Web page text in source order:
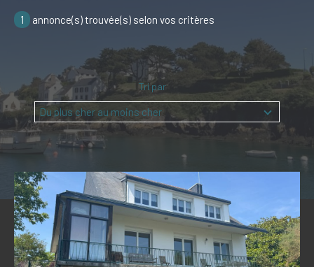
1 annonce(s) trouvée(s) selon vos critères
Tri par
Du plus cher au moins cher
Ville
Budget
Budget
Surface
Surface
Pièces
Pièces